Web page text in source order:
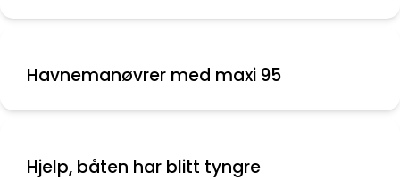
Havnemanøvrer med maxi 95
Hjelp, båten har blitt tyngre